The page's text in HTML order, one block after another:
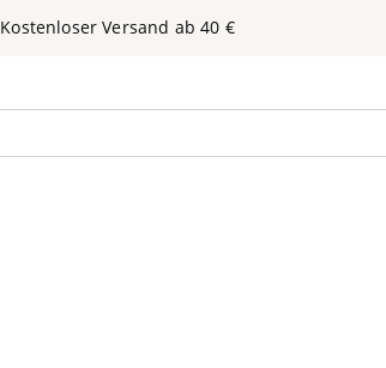
Kos­ten­lo­ser Ver­sand ab40 €